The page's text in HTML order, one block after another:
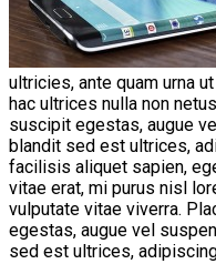
ultricies, ante quam urna
hac ultrices nulla non
suscipit egestas, augue
blandit sed est ultrices,
facilisis aliquet sapien,
vitae erat, mi purus nisl
vulputate vitae viverra.
egestas, augue vel
sed est ultrices,